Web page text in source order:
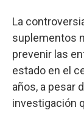
La
suplementos
prevenir las
estado en el
años, a pesar
investigación